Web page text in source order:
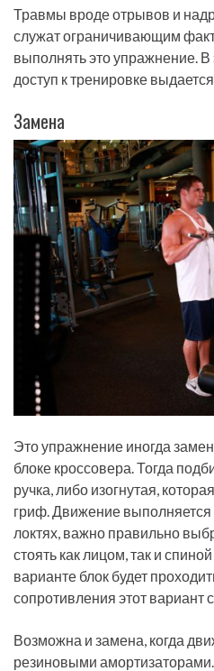
Травмы вроде отрывов и
служат ограничивающим
выполнять это упражнение.
доступ к тренировке
Замена
Это упражнение иногда
блоке кроссовера. Тогда
ручка, либо изогнутая,
гриф. Движение выполняется
локтях, важно правильно
стоять как лицом, так и
варианте блок будет
сопротивления этот вариант
Возможна и замена, когда
резиновыми